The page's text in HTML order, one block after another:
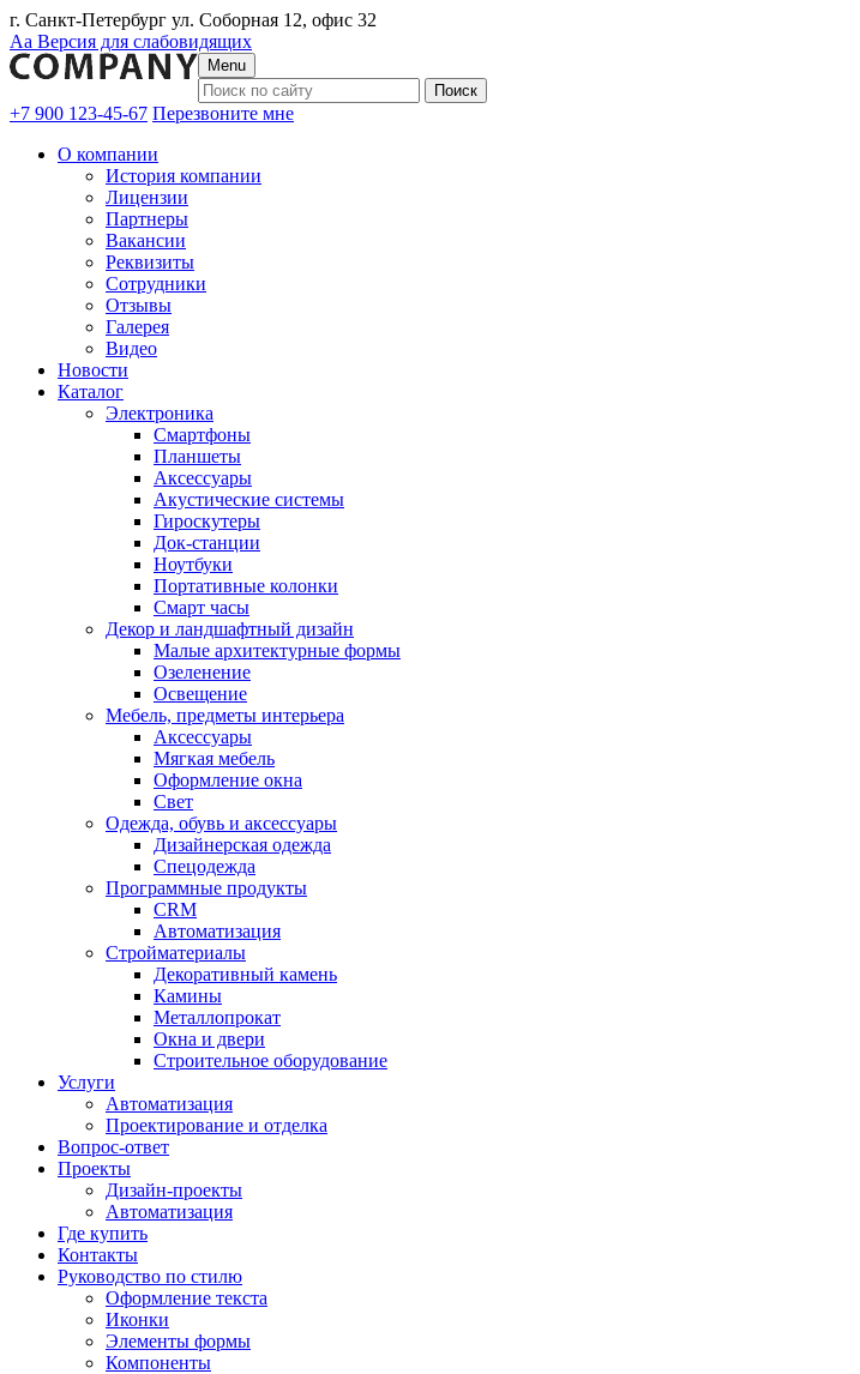
г. Санкт-Петербург ул. Соборная 12, офис 32
Аа Версия для слабовидящих
Menu
+7 900 123-45-67 Перезвоните мне
О компании
История компании
Лицензии
Партнеры
Вакансии
Реквизиты
Сотрудники
Отзывы
Галерея
Видео
Новости
Каталог
Электроника
Смартфоны
Планшеты
Аксессуары
Акустические системы
Гироскутеры
Док-станции
Ноутбуки
Портативные колонки
Смарт часы
Декор и ландшафтный дизайн
Малые архитектурные формы
Озеленение
Освещение
Мебель, предметы интерьера
Аксессуары
Мягкая мебель
Оформление окна
Свет
Одежда, обувь и аксессуары
Дизайнерская одежда
Спецодежда
Программные продукты
CRM
Автоматизация
Стройматериалы
Декоративный камень
Камины
Металлопрокат
Окна и двери
Строительное оборудование
Услуги
Автоматизация
Проектирование и отделка
Вопрос-ответ
Проекты
Дизайн-проекты
Автоматизация
Где купить
Контакты
Руководство по стилю
Оформление текста
Иконки
Элементы формы
Компоненты